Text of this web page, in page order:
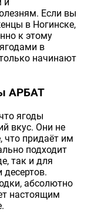
и
Если вы
в Ногинске,
к этому
в
начинают
АРБАТ
ягоды
вкус. Они не
что придаёт им
подходит
так и для
десертов.
абсолютно
настоящим